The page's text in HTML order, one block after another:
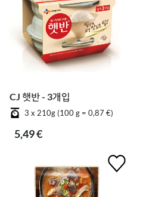
CJ 햇반 - 3개입
3 x 210g (100 g = 0,87 €)
5,49 €